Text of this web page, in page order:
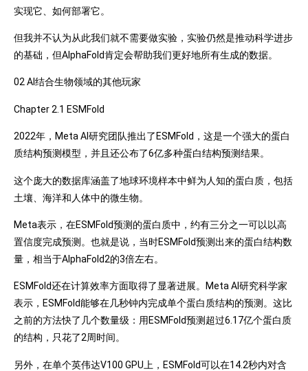
实现它、如何部署它。
但我并不认为从此我们就不需要做实验，实验仍然是推动科学进步
的基础，但AlphaFold肯定会帮助我们更好地所有生成的数据。
02 AI结合生物领域的其他玩家
Chapter 2.1 ESMFold
2022年，Meta AI研究团队推出了ESMFold，这是一个强大的蛋白
质结构预测模型，并且还公布了6亿多种蛋白结构预测结果。
这个庞大的数据库涵盖了地球环境样本中鲜为人知的蛋白质，包括
土壤、海洋和人体中的微生物。
Meta表示，在ESMFold预测的蛋白质中，约有三分之一可以以高
置信度完成预测。也就是说，当时ESMFold预测出来的蛋白结构数
量，相当于AlphaFold2的3倍左右。
ESMFold还在计算效率方面取得了显著进展。Meta AI研究科学家
表示，ESMFold能够在几秒钟内完成单个蛋白质结构的预测。这比
之前的方法快了几个数量级：用ESMFold预测超过6.17亿个蛋白质
的结构，只花了2周时间。
另外，在单个英伟达V100 GPU上，ESMFold可以在14.2秒内对含